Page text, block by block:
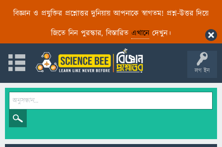
বিজ্ঞান ও প্রযুক্তির প্রশ্নোত্তর দুনিয়ায় আপনাকে স্বাগতম! প্রশ্ন-উত্তর দিয়ে
জিতে নিন পুরস্কার, বিস্তারিত এখানেদেখুন।
লগ ইন